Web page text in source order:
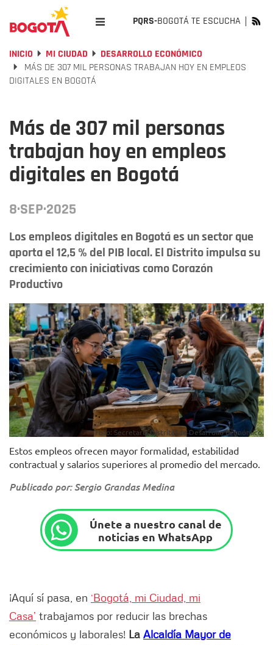
PQRS-BOGOTÁ TE ESCUCHA
INICIO MI CIUDAD
DESARROLLO ECONÓMICO
MÁS DE 307 MIL PERSONAS TRABAJAN HOY EN EMPLEOS
DIGITALES EN BOGOTÁ
Más de 307 mil personas
trabajan hoy en empleos
digitales en Bogotá
8·SEP·2025
Los empleos digitales en Bogotá es un sector que
aporta el 12,5 % del PIB local. El Distrito impulsa su
crecimiento con iniciativas como Corazón
Productivo
Foto: Secretaría Distrital de Desarrollo Económico.
Estos empleos ofrecen mayor formalidad, estabilidad
contractual y salarios superiores al promedio del mercado.
Publicado por: Sergio Grandas Medina
Únete a nuestro canal de
noticias en WhatsApp
¡Aquí sí pasa, en ‘Bogotá, mi Ciudad, mi
Casa’ trabajamos por reducir las brechas
económicos y laborales! La Alcaldía Mayor de